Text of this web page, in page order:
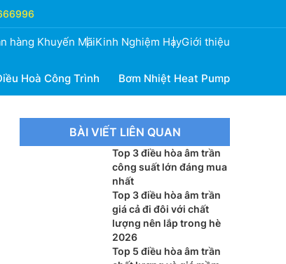
hàng Khuyến MãiKinh Nghiệm HayGiới thiệu
Hoà Công Trình Bơm Nhiệt Heat Pump
BÀI VIẾT LIÊN QUAN
Top 3 điều hòa âm trần
công suất lớn đáng mua
nhất
Top 3 điều hòa âm trần
giá cả đi đôi với chất
lượng nên lắp trong hè
2026
Top 5 điều hòa âm trần